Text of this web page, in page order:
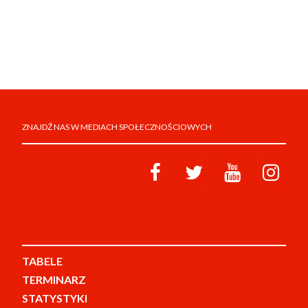
ZNAJDŹ NAS W MEDIACH SPOŁECZNOŚCIOWYCH
TABELE
TERMINARZ
STATYSTYKI